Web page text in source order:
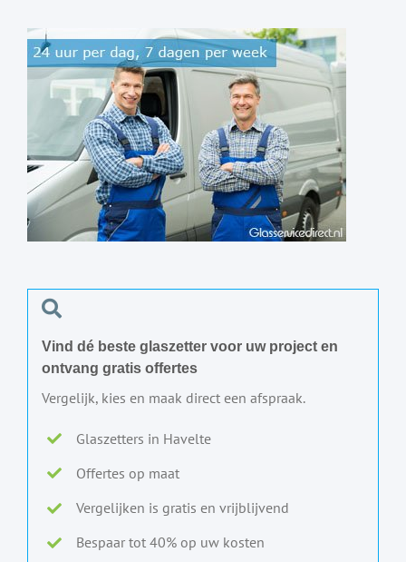
Vind dé beste glaszetter voor uw project en
ontvang gratis offertes
Vergelijk, kies en maak direct een afspraak.
Glaszetters in Havelte
Offertes op maat
Vergelijken is gratis en vrijblijvend
Bespaar tot 40% op uw kosten